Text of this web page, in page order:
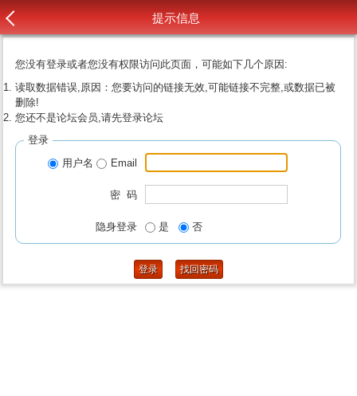
提示信息
您没有登录或者您没有权限访问此页面，可能如下几个原因:
读取数据错误,原因：您要访问的链接无效,可能链接不完整,或数据已被
删除!
您还不是论坛会员,请先登录论坛
登录
用户名
Email
密 码
隐身登录 是 否